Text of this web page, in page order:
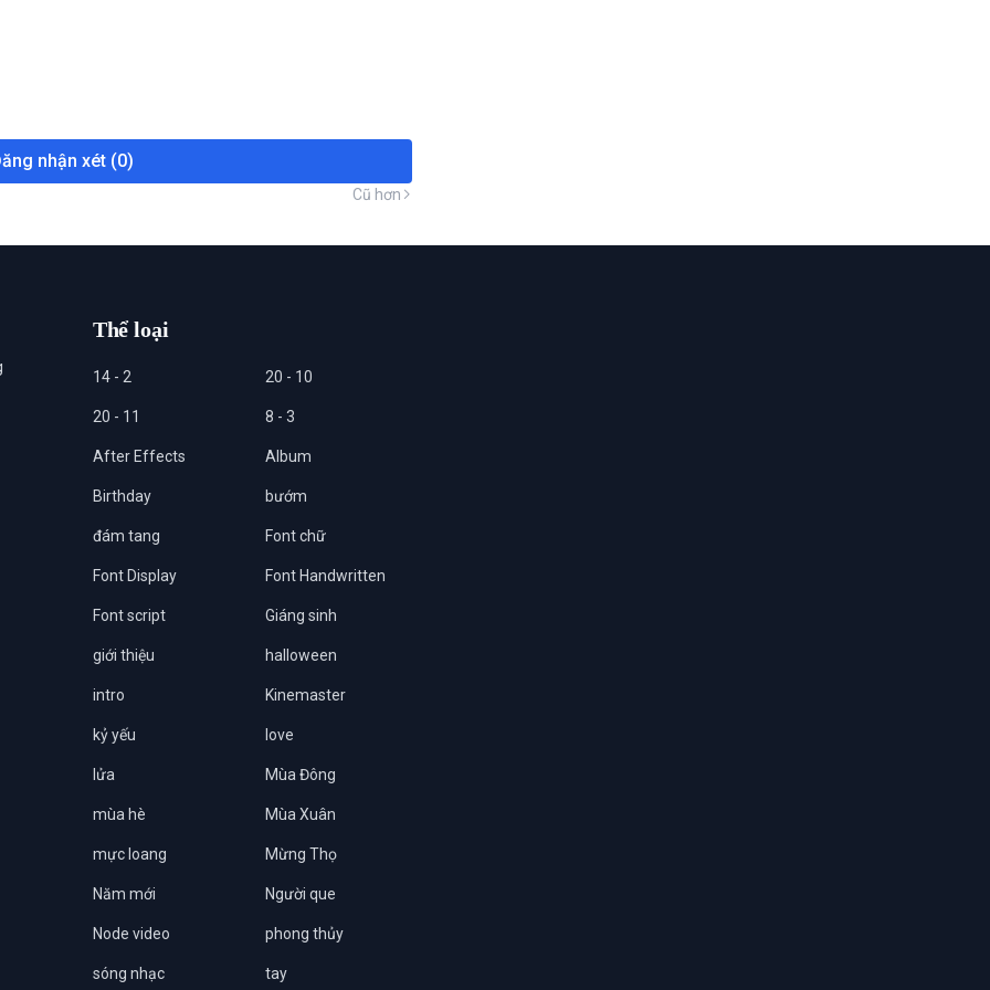
nhận xét (0)
Cũ hơn
Thể loại
14 - 2 20 - 10
20 - 11 8 - 3
After Effects Album
Birthday bướm
đám tang Font chữ
Font Display Font Handwritten
Font script Giáng sinh
giới thiệu halloween
intro Kinemaster
kỷ yếu love
lửa Mùa Đông
mùa hè Mùa Xuân
mực loang Mừng Thọ
Năm mới Người que
Node video phong thủy
sóng nhạc tay